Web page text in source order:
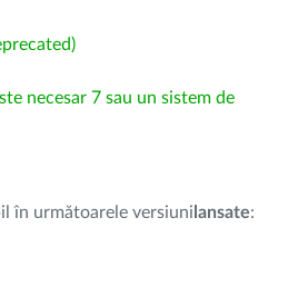
necesar 7 sau un sistem de
în următoarele versiuni lansate: